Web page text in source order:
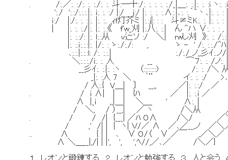
. /:.／:. :/:. :. :./:. :. 斗:―十:/:. :. :. :. :./_|＿:. :.|:. :. :i ヽ:. :i:.
':./ ':.:/:.:.:.|:. i:. :. :/ |:/ j:/ |:. :. :. :.∧:.|､:. :.｀`丶､|:. :. :
ｉ:/ |:/:. :. :|:. |:. :.. ,ｨｆ灯芥ミ |:.:j|: : : 斗≠ミK:. :. |:. :. :
| |:. :. :./|:. |:. :.:《 f'w_刈 |:.八:. :.| ん ^ハ ∨:. :. : , |:.
|:. :.:/: |:. l:.:从 v辷ソ :/ ＼| rwし刈 》:. :. /:.:|:.
|:. :.ｉ:.:.:|:. |/:. : ゝ:./:./: , ゝ - ' /:. :.:./^ﾊ|:.
､:.:.|:.:.:l: /:. :.:.| :./:./ ノ,,彡ｲ:.ノ/|:. :.
. ＼:.:.:./i:. :. 人 __ ⌒７:. :. /ノ:. |:.
__彡ｲ:. :.|:. :ヽ （::::::::) /:. :. /＼ 从:.
_|:. :人 7 ＼ ｀¨ イ:. :. :/ >､:. :
/ 人:.{ V＿| 〕 __,, ／|:. :.:/ ／
. / ｉ ∧| | | {ﾊ ／ |:. :.ｉ ／ ∨ どう
∧ |_i ,,|＿| ＼＿ ' ∧:. |
/ ＼, / ）__,| ／ ヽ /＼从 ／
. / / /| {___| ／ﾊ O∧ /＼/ ／＼
/ ,' /| | | ヽ| Ｖ/／ ∧ ／､／__,ノ ／
.. ∧ { | | ､ ∨ O/〈 ∨ ／￣ ,／＼
∧ ＼＿__|,/| | |', ', ',ﾍ//,／､／ /＼／}
１、レオンと鍛錬する ２、レオンと勉強する ３、人と会う